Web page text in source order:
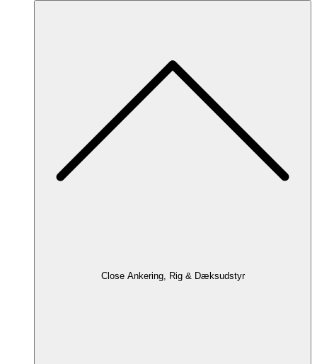
Close Ankering, Rig & Dæksudstyr